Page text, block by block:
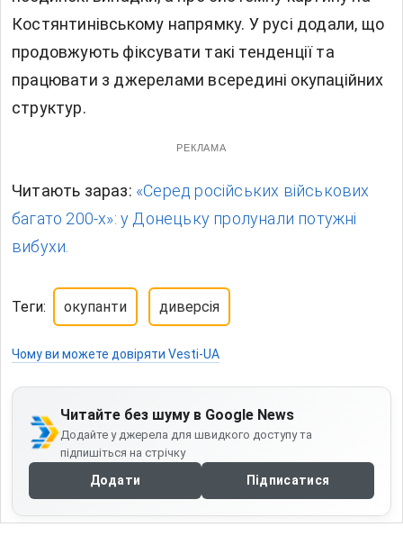
Костянтинівському напрямку. У русі додали, що
продовжують фіксувати такі тенденції та
працювати з джерелами всередині окупаційних
структур.
РЕКЛАМА
Читають зараз: «Серед російських військових
багато 200-х»: у Донецьку пролунали потужні
вибухи.
Теги: окупанти диверсія
Чому ви можете довіряти Vesti-UA
Читайте без шуму в Google News
Додайте у джерела для швидкого доступу та
підпишіться на стрічку
Додати Підписатися